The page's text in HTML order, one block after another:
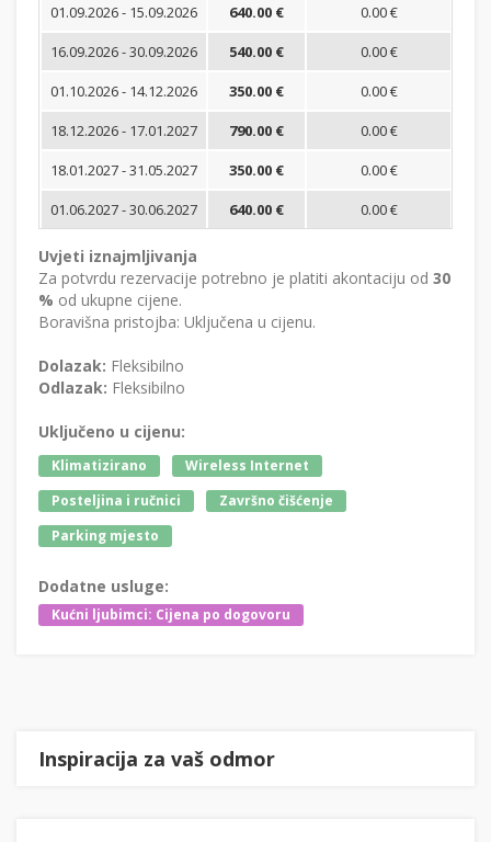
01.09.2026 - 15.09.2026
640.00 €
0.00 €
16.09.2026 - 30.09.2026
540.00 €
0.00 €
01.10.2026 - 14.12.2026
350.00 €
0.00 €
18.12.2026 - 17.01.2027
790.00 €
0.00 €
18.01.2027 - 31.05.2027
350.00 €
0.00 €
01.06.2027 - 30.06.2027
640.00 € 0.00 €
Uvjeti iznajmljivanja
Za potvrdu rezervacije potrebno je platiti akontaciju od 30
% od ukupne cijene.
Boravišna pristojba: Uključena u cijenu.
Dolazak: Fleksibilno
Odlazak: Fleksibilno
Uključeno u cijenu:
Klimatizirano
Wireless Internet
Posteljina i ručnici
Završno čišćenje
Parking mjesto
Dodatne usluge:
Kućni ljubimci: Cijena po dogovoru
Inspiracija za vaš odmor